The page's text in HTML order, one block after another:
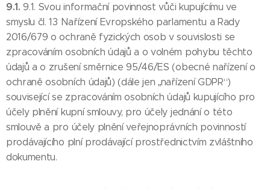
9.1.9.1. Svou informační povinnost vůči kupujícímu ve
smyslu čl. 13 Nařízení Evropského parlamentu a Rady
2016/679 o ochraně fyzických osob v souvislosti se
zpracováním osobních údajů a o volném pohybu těchto
údajů a o zrušení směrnice 95/46/ES (obecné nařízení o
ochraně osobních údajů) (dále jen „nařízení GDPR“)
související se zpracováním osobních údajů kupujícího pro
účely plnění kupní smlouvy, pro účely jednání o této
smlouvě a pro účely plnění veřejnoprávních povinností
prodávajícího plní prodávající prostřednictvím zvláštního
dokumentu.